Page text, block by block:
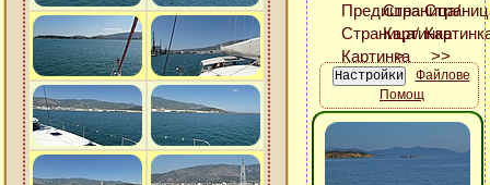
Файлове
Помощ